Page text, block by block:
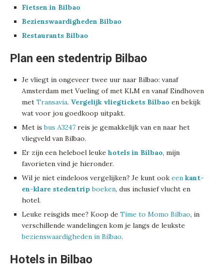
Fietsen in Bilbao
Bezienswaardigheden Bilbao
Restaurants Bilbao
Plan een stedentrip Bilbao
Je vliegt in ongeveer twee uur naar Bilbao: vanaf
Amsterdam met Vueling of met KLM en vanaf Eindhoven
met Transavia. Vergelijk vliegtickets Bilbao en bekijk
wat voor jou goedkoop uitpakt.
Met isbus A3247 reis je gemakkelijk van en naar het
vliegveld van Bilbao.
Er zijn een heleboel leuke hotels in Bilbao, mijn
favorieten vind je hieronder.
Wil je niet eindeloos vergelijken? Je kunt ook een kant-
en-klare stedentrip boeken, dus inclusief vlucht en
hotel.
Leuke reisgids mee? Koop de Time to Momo Bilbao, in
verschillende wandelingen kom je langs de leukste
bezienswaardigheden in Bilbao.
Hotels in Bilbao